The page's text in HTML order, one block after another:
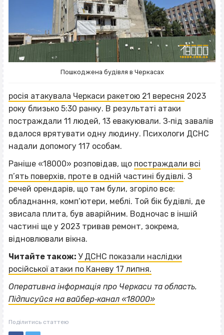
Пошкоджена будівля в Черкасах
росія атакувала Черкаси ракетою 21 вересня 2023
року близько 5:30 ранку. В результаті атаки
постраждали 11 людей, 13 евакуювали. З‐під завалів
вдалося врятувати одну людину. Психологи ДСНС
надали допомогу 117 особам.
Раніше «18000» розповідав, що постраждали всі
п’ять поверхів, проте в одній частині будівлі. З
речей орендарів, що там були, згоріло все:
обладнання, комп’ютери, меблі. Той бік будівлі, де
звисала плита, був аварійним. Водночас в іншій
частині ще у 2023 тривав ремонт, зокрема,
відновлювали вікна.
Читайте також: У ДСНС показали наслідки
російської атаки по Каневу 17 липня.
Оперативна інформація про Черкаси та область.
Підписуйся на вайбер‐канал «18000»
Поділитись статтею